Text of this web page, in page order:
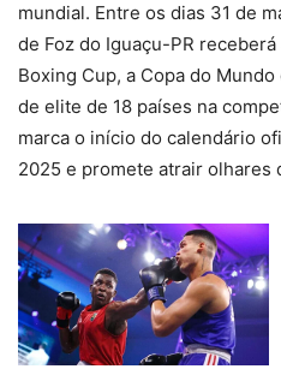
mundial. Entre os dias 31 de
de Foz do Iguaçu-PR
Boxing Cup, a Copa do
de elite de 18 países na
marca o início do calendário
2025 e promete atrair olhares